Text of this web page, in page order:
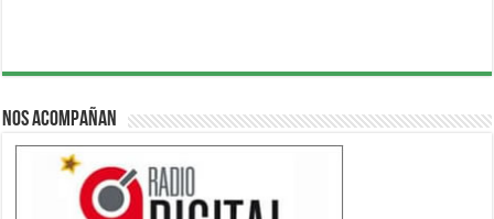
Nos acompañan